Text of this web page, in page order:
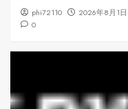
phi72110
2026年8月1日
0